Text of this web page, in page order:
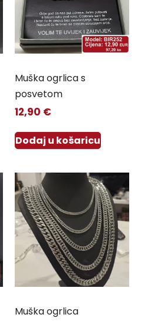
Muška ogrlica s
posvetom
12,90 €
Dodaj u košaricu
Muška ogrlica